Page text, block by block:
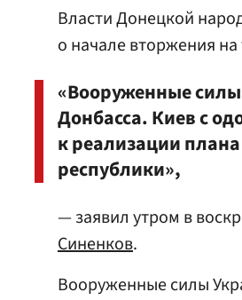
Власти Донецкой
о начале вторжения
«Вооруженные
Донбасса. Киев с
к реализации
республики»,
— заявил утром в
Синенков.
Вооруженные силы